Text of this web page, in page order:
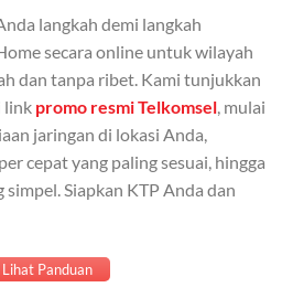
hingga 5 anggota
menggunakan kuota ini.
di seluruh Indonesia
4G.
di dalam negeri.
langkah demi langkah
secara online untuk wilayah
dan tanpa ribet. Kami tunjukkan
link promo resmi Telkomsel , mulai
jaringan di lokasi Anda,
cepat yang paling sesuai, hingga
Siapkan KTP Anda dan
Lihat Panduan